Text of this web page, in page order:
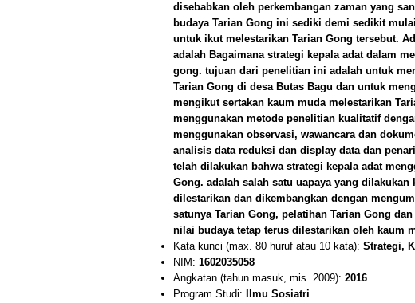
disebabkan oleh perkembangan zaman yang
budaya Tarian Gong ini sediki demi sedikit
untuk ikut melestarikan Tarian Gong tersebut.
adalah Bagaimana strategi kepala adat dalam
gong. tujuan dari penelitian ini adalah untuk
Tarian Gong di desa Butas Bagu dan untuk
mengikut sertakan kaum muda melestarikan
menggunakan metode penelitian kualitatif
menggunakan observasi, wawancara dan
analisis data reduksi dan display data dan
telah dilakukan bahwa strategi kepala adat
Gong. adalah salah satu uapaya yang dilakukan
dilestarikan dan dikembangkan dengan
satunya Tarian Gong, pelatihan Tarian Gong
nilai budaya tetap terus dilestarikan oleh kaum
Kata kunci (max. 80 huruf atau 10 kata): Strategi,
NIM: 1602035058
Angkatan (tahun masuk, mis. 2009): 2016
Program Studi:
Ilmu Sosiatri